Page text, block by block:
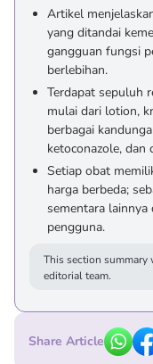
Artikel
yang ditandai
gangguan fungsi
berlebihan.
Terdapat sepuluh
mulai dari lotion,
berbagai
ketoconazole, dan
Setiap obat
harga berbeda;
sementara
pengguna.
This section summary
editorial team.
Share Article